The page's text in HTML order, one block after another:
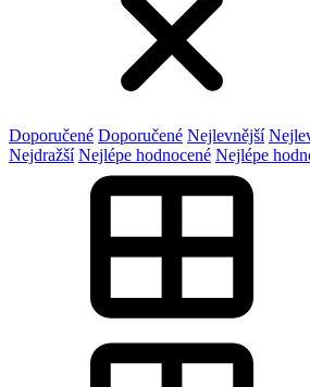
Doporučené Doporučené Nejlevnější
Nejdražší Nejlépe hodnocené Nejlépe